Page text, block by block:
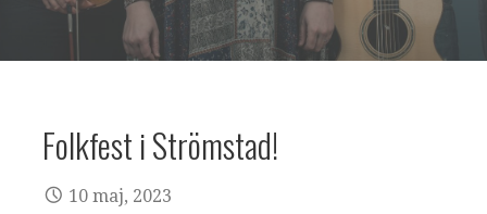
Folkfest i Strömstad!
10 maj, 2023